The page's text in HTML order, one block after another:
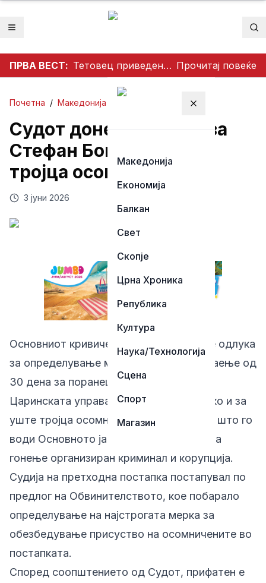
Отвори мени
ПРВА ВЕСТ: Тетовец приведен откако со нож им се заканувал на своите родители откако не му дале пари Прочитај повеќе
Затвори мени
Македонија
Економија
Балкан
Свет
Скопје
Црна Хроника
Република
Култура
Наука/Технологија
Сцена
Спорт
Магазин
Почетна / Македонија
Судот донесе одлука за
Стефан Богоев и уште
тројца осомничени
3 јуни 2026
Основниот кривичен суд Скопје донесе одлука
за определување мерка притвор во траење од
30 дена за поранешниот директор на
Царинската управа, Стефан Богоев, како и за
уште тројца осомничени во предметот што го
води Основното јавно обвинителство за
гонење организиран криминал и корупција.
Судија на претходна постапка постапувал по
предлог на Обвинителството, кое побарало
определување на најстрогата мерка за
обезбедување присуство на осомничените во
постапката.
Според соопштението од Судот, прифатен е